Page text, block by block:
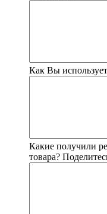
Как Вы
Какие получили
товара?